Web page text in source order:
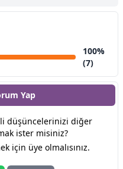
100%
(7)
Yap
düşüncelerinizi diğer
ister misiniz?
için üye olmalısınız.